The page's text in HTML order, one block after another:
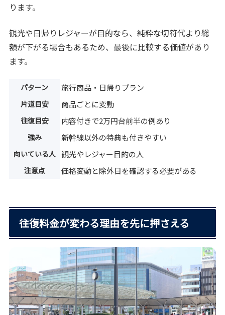
ります。
観光や日帰りレジャーが目的なら、純粋な切符代より総
額が下がる場合もあるため、最後に比較する価値があり
ます。
パターン 旅行商品・日帰りプラン
片道目安 商品ごとに変動
往復目安 内容付きで2万円台前半の例あり
強み 新幹線以外の特典も付きやすい
向いている人 観光やレジャー目的の人
注意点 価格変動と除外日を確認する必要がある
往復料金が変わる理由を先に押さえる